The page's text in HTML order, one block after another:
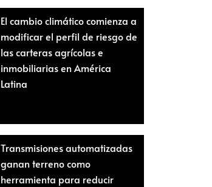
El cambio climático comienza a
modificar el perfil de riesgo de
las carteras agrícolas e
inmobiliarias en América
Latina
Transmisiones automatizadas
ganan terreno como
herramienta para reducir